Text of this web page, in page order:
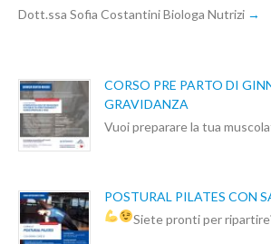
Dott.ssa Sofia Costantini Biologa Nutrizi
CORSO PRE PARTO DI
GRAVIDANZA
Vuoi preparare la tua
POSTURAL PILATES CON
Siete pronti per